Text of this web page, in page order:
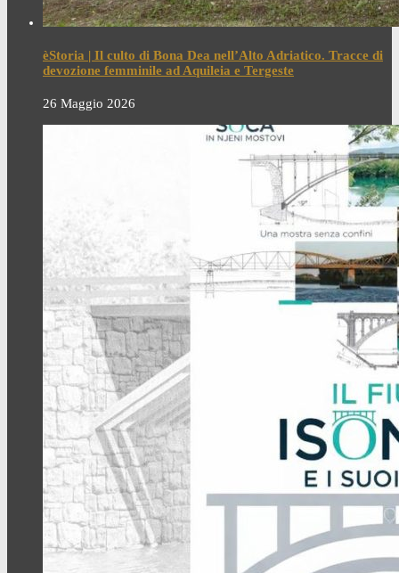
èStoria | Il culto di Bona Dea nell’Alto Adriatico. Tracce di
devozione femminile ad Aquileia e Tergeste
26 Maggio 2026